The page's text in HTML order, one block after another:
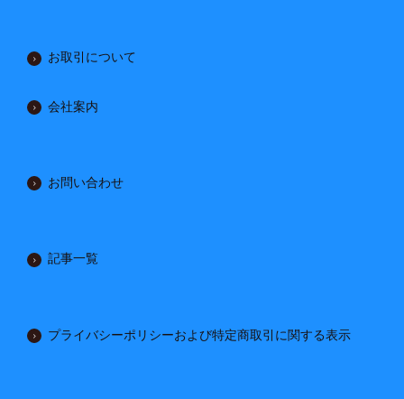
お取引について
会社案内
お問い合わせ
記事一覧
プライバシーポリシーおよび特定商取引に関する表示